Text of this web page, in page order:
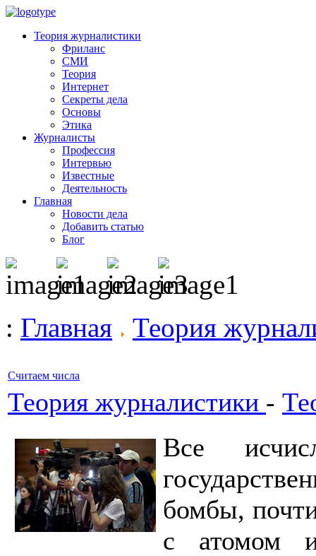
Теория журналистики
Фриланс
СМИ
Теория
Интернет
Секреты дела
Основы
Этика
Журналисты
Профессия
Интервью
Известные
Деятельность
Главная
Новости дела
Добавить статью
Блог
: Главная Теория
Считаем числа
Теория журналистики -
Все
бомбы,
с атомом